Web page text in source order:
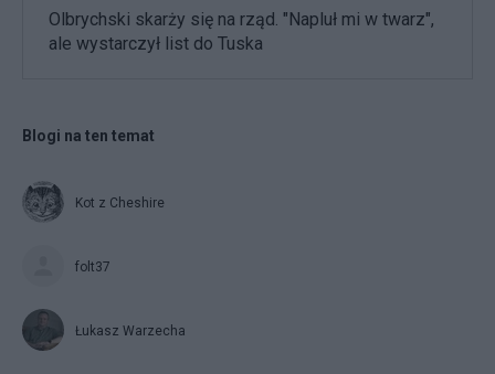
Olbrychski skarży się na rząd. "Napluł mi w twarz",
ale wystarczył list do Tuska
Blogi na ten temat
Kot z Cheshire
folt37
Łukasz Warzecha